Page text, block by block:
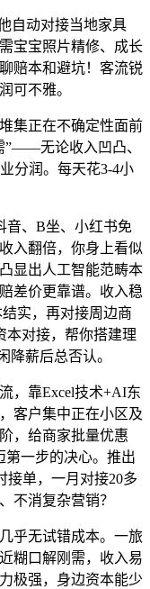
自动对接当地家具
宝宝照片精修、成长
赔本和避坑！客流锐
可不雅。
集正在不确定性面前
”——无论收入凹凸、
分润。每天花3-4小
、B坐、小红书免
入翻倍，你身上看似
显出人工智能范畴本
差价更靠谱。收入稳
实，再对接周边商
本对接，帮你搭建理
降薪后总否认。
，靠Excel技术+AI东
客户集中正在小区及
，给商家批量优惠
第一步的决心。推出
接单，一月对接20多
不消复杂营销？
乎无试错成本。一旅
糊口解刚需，收入易
极强，身边资本能少